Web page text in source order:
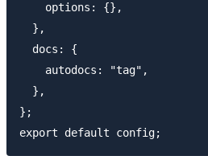
    options: {},
  },
  docs: {
    autodocs: "tag",
  },
};